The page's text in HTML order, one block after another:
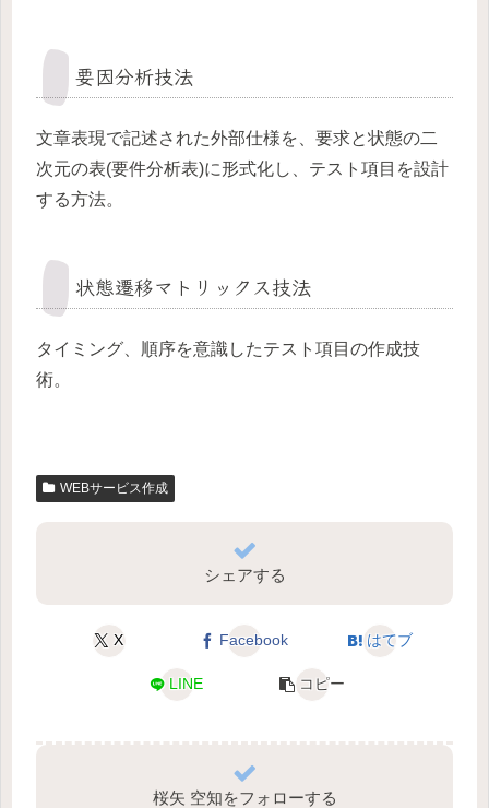
要因分析技法
文章表現で記述された外部仕様を、要求と状態の二
次元の表(要件分析表)に形式化し、テスト項目を設計
する方法。
状態遷移マトリックス技法
タイミング、順序を意識したテスト項目の作成技
術。
WEBサービス作成
シェアする
X Facebook はてブ
LINE コピー
桜矢 空知をフォローする